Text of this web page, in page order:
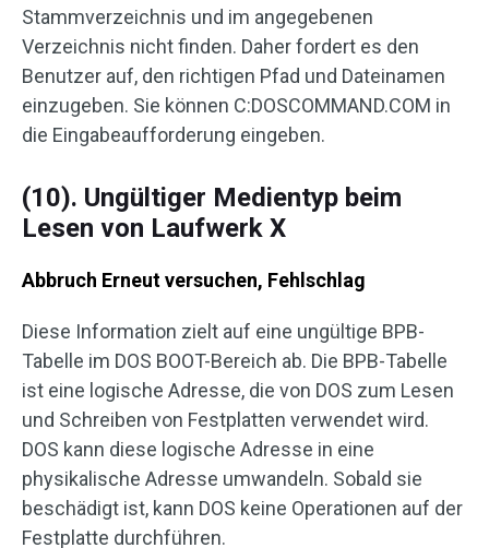
Stammverzeichnis und im angegebenen
Verzeichnis nicht finden. Daher fordert es den
Benutzer auf, den richtigen Pfad und Dateinamen
einzugeben. Sie können C:DOSCOMMAND.COM in
die Eingabeaufforderung eingeben.
(10). Ungültiger Medientyp beim
Lesen von Laufwerk X
Abbruch Erneut versuchen, Fehlschlag
Diese Information zielt auf eine ungültige BPB-
Tabelle im DOS BOOT-Bereich ab. Die BPB-Tabelle
ist eine logische Adresse, die von DOS zum Lesen
und Schreiben von Festplatten verwendet wird.
DOS kann diese logische Adresse in eine
physikalische Adresse umwandeln. Sobald sie
beschädigt ist, kann DOS keine Operationen auf der
Festplatte durchführen.